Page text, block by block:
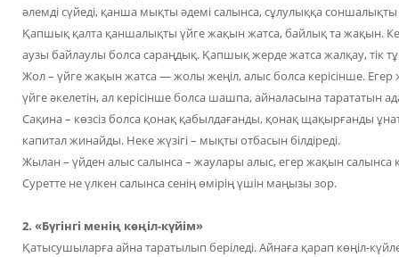
әлемді сүйеді, қанша мықты әдемі салынса, сұлулыққа
Қапшық қалта қаншалықты үйге жақын жатса, байлық та жақын.
аузы байлаулы болса сараңдық. Қапшық жерде жатса жалқау, тік
Жол – үйге жақын жатса — жолы жеңіл, алыс болса керісінше. Егер
үйге әкелетін, ал керісінше болса шашпа, айналасына тарататын
Сақина – көзсіз болса қонақ қабылдағанды, қонақ щақырғанды
капитал жинайды. Неке жүзігі – мықты отбасын білдіреді.
Жылан – үйден алыс салынса – жаулары алыс, егер жақын
Суретте не үлкен салынса сенің өмірің үшін маңызы зор.
2. «Бүгінгі менің көңіл-күйім»
Қатысушыларға айна таратылып беріледі. Айнаға қарап көңіл-